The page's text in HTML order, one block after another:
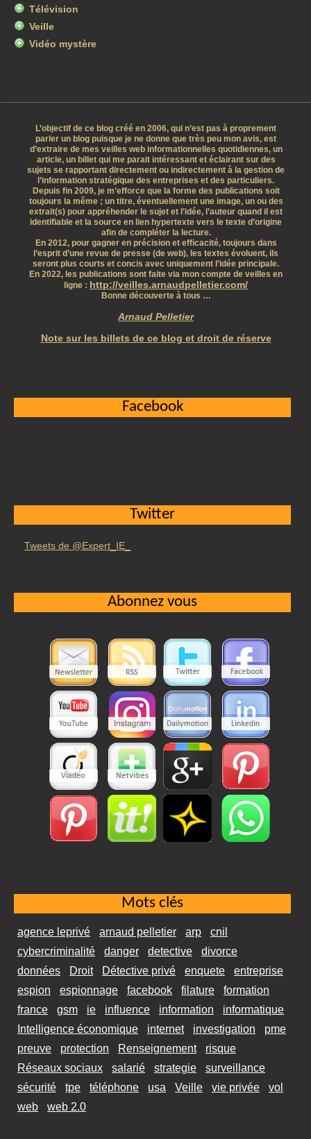
Télévision
Veille
Vidéo mystère
L’objectif de ce blog créé en 2006, qui n’est pas à proprement
parler un blog puisque je ne donne que très peu mon avis, est
d’extraire de mes veilles web informationnelles quotidiennes, un
article, un billet qui me parait intéressant et éclairant sur des
sujets se rapportant directement ou indirectement à la gestion de
l’information stratégique des entreprises et des particuliers.
Depuis fin 2009, je m’efforce que la forme des publications soit
toujours la même ; un titre, éventuellement une image, un ou des
extrait(s) pour appréhender le sujet et l’idée, l’auteur quand il est
identifiable et la source en lien hypertexte vers le texte d’origine
afin de compléter la lecture.
En 2012, pour gagner en précision et efficacité, toujours dans
l’esprit d’une revue de presse (de web), les textes évoluent, ils
seront plus courts et concis avec uniquement l’idée principale.
En 2022, les publications sont faite via mon compte de veilles en
ligne : http://veilles.arnaudpelletier.com/
Bonne découverte à tous …
Arnaud Pelletier
Note sur les billets de ce blog et droit de réserve
Facebook
Twitter
Tweets de @Expert_IE_
Abonnez vous
Mots clés
agence leprivé arnaud pelletier arp
cnil
cybercriminalité
danger detective
divorce
données
Droit Détective privé enquete
entreprise
espion
espionnage facebook filature
formation
france
gsm ie influence information
informatique
Intelligence économique
internet investigation
pme
preuve
protection Renseignement
risque
Réseaux sociaux
salarié strategie
surveillance
sécurité
tpe téléphone usa Veille vie privée
vol
web
web 2.0